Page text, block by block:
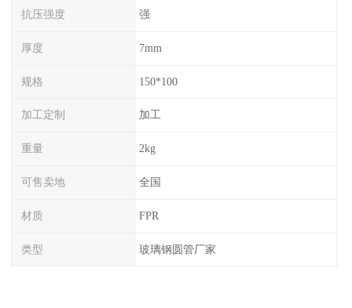
抗压强度 强
厚度 7mm
规格 150*100
加工定制 加工
重量 2kg
可售卖地 全国
材质 FPR
类型 玻璃钢圆管厂家